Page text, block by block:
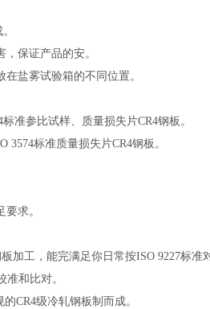
保证产品的安。
盐雾试验箱的不同位置。
准参比试样、质量损失片CR4钢板。
3574标准质量损失片CR4钢板。
求。
加工，能完满足你日常按ISO 9227标
和比对。
CR4级冷轧钢板制而成。